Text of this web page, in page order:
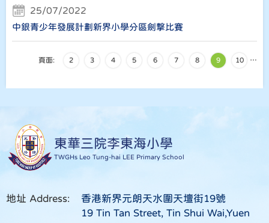
25/07/2022
中銀青少年發展計劃新界小學分區劍撃比賽
頁面: …
2 3 4 5 6 7 8 9 10
東華三院李東海小學
TWGHs Leo Tung-hai LEE Primary School
地址 Address:
香港新界元朗天水圍天壇街19號
19 Tin Tan Street, Tin Shui Wai,Yuen